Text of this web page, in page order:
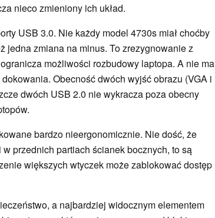
nieco zmieniony ich układ.
USB 3.0. Nie każdy model 4730s miał choćby
jedna zmiana na minus. To zrezygnowanie z
możliwości rozbudowy laptopa. A nie ma
Obecność dwóch wyjść obrazu (VGA i
dwóch USB 2.0 nie wykracza poza obecny
bardzo nieergonomicznie. Nie dość, że
przednich partiach ścianek bocznych, to są
większych wtyczek może zablokować dostęp
a najbardziej widocznym elementem